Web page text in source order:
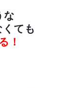
な
くても
！